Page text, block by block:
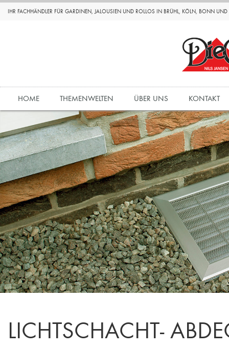
IHR FACHHÄNDLER FÜR GARDINEN, JALOUSIEN UND ROLLOS IN BRÜHL, KÖLN, BONN
HOME THEMENWELTEN ÜBER UNS KONTAKT
LICHTSCHACHT-